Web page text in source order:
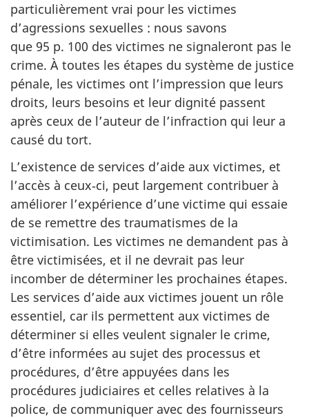
particulièrement vrai pour les victimes
d’agressions sexuelles : nous savons
que 95 p. 100 des victimes ne signaleront pas le
crime. À toutes les étapes du système de justice
pénale, les victimes ont l’impression que leurs
droits, leurs besoins et leur dignité passent
après ceux de l’auteur de l’infraction qui leur a
causé du tort.
L’existence de services d’aide aux victimes, et
l’accès à ceux‑ci, peut largement contribuer à
améliorer l’expérience d’une victime qui essaie
de se remettre des traumatismes de la
victimisation. Les victimes ne demandent pas à
être victimisées, et il ne devrait pas leur
incomber de déterminer les prochaines étapes.
Les services d’aide aux victimes jouent un rôle
essentiel, car ils permettent aux victimes de
déterminer si elles veulent signaler le crime,
d’être informées au sujet des processus et
procédures, d’être appuyées dans les
procédures judiciaires et celles relatives à la
police, de communiquer avec des fournisseurs